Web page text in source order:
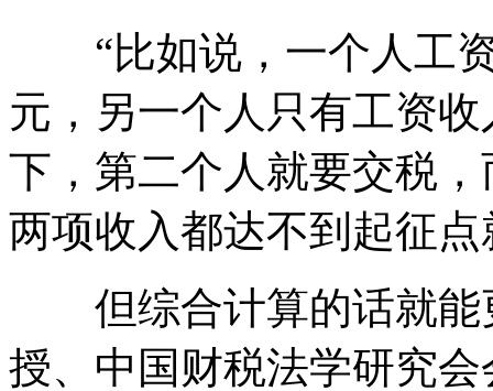
“比如说，一个人工资
元，另一个人只有工资
下，第二个人就要交税
两项收入都达不到起征
但综合计算的话就能
授、中国财税法学研究